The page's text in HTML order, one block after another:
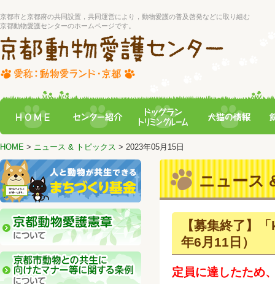
京都市と京都府の共同設置，共同運営により，動物愛護の普及啓発などに取り組む
京都動物愛護センターのホームページです。
HOME > ニュース & トピックス > 2023年05月15日
ニュース
【募集終了】
年6月11日）
定員に達したため